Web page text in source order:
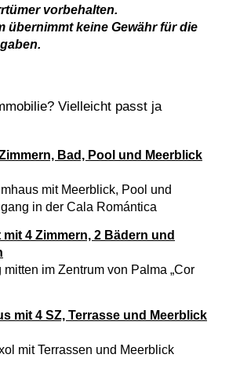
vorbehalten.
übernimmt keine Gewähr für die
Vielleicht passt ja
Bad, Pool und Meerblick
mit Meerblick, Pool und
in der Cala Romántica
mit 4 Zimmern, 2 Bädern und
im Zentrum von Palma „Cor
mit 4 SZ, Terrasse und Meerblick
mit Terrassen und Meerblick